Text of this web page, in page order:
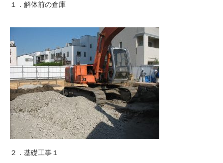
１．解体前の倉庫
２．基礎工事１